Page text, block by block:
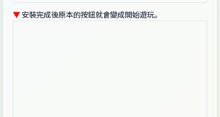
▼安裝完成後原本的按鈕就會變成開始遊玩。